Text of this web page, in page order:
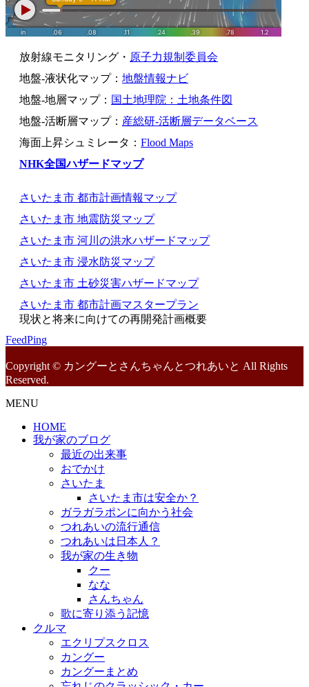
放射線モニタリング・ 原子力規制委員会
地盤-液状化マップ： 地盤情報ナビ
地盤-地層マップ： 国土地理院：土地条件図
地盤-活断層マップ： 産総研-活断層データベース
海面上昇シュミレータ： Flood Maps
NHK全国ハザードマップ
さいたま市 都市計画情報マップ
さいたま市 地震防災マップ
さいたま市 河川の洪水ハザードマップ
さいたま市 浸水防災マップ
さいたま市 土砂災害ハザードマップ
さいたま市 都市計画マスタープラン
現状と将来に向けての再開発計画概要
FeedPing
Copyright © カングーとさんちゃんとつれあいと All Rights
Reserved.
MENU
HOME
我が家のブログ
最近の出来事
おでかけ
さいたま
さいたま市は安全か？
ガラガラポンに向かう社会
つれあいの流行通信
つれあいは日本人？
我が家の生き物
クー
なな
さんちゃん
歌に寄り添う記憶
クルマ
エクリプスクロス
カングー
カングーまとめ